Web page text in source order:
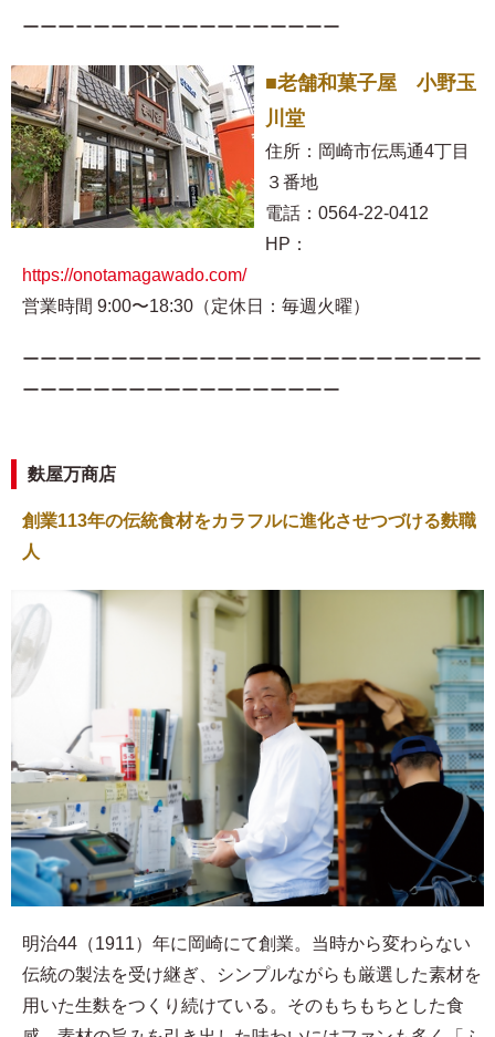
ーーーーーーーーーーーーーーーーーー
■老舗和菓子屋 小野玉
川堂
住所：岡崎市伝馬通4丁目
３番地
電話：0564-22-0412
HP：
https://onotamagawado.com/
営業時間 9:00〜18:30（定休日：毎週火曜）
ーーーーーーーーーーーーーーーーーーーーーーーーーー
ーーーーーーーーーーーーーーーーーー
麩屋万商店
創業113年の伝統食材をカラフルに進化させつづける麩職
人
明治44（1911）年に岡崎にて創業。当時から変わらない
伝統の製法を受け継ぎ、シンプルながらも厳選した素材を
用いた生麩をつくり続けている。そのもちもちとした食